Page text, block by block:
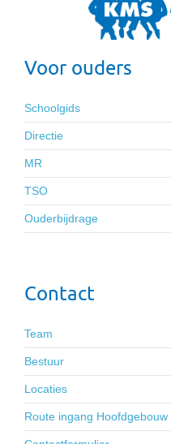
Voor ouders
Schoolgids
Directie
MR
TSO
Ouderbijdrage
Contact
Team
Bestuur
Locaties
Route ingang Hoofdgebouw